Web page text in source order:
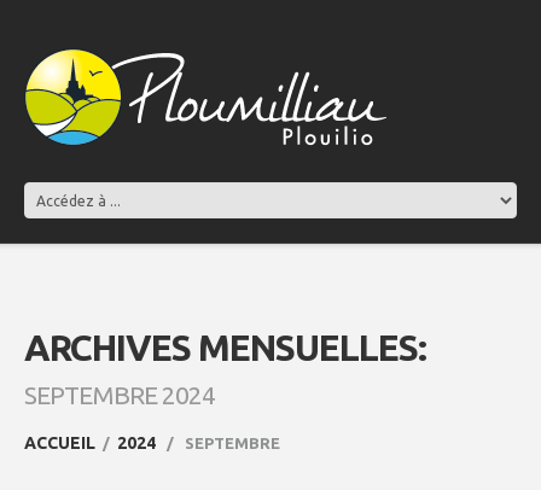
ARCHIVES MENSUELLES:
SEPTEMBRE 2024
ACCUEIL 2024 SEPTEMBRE